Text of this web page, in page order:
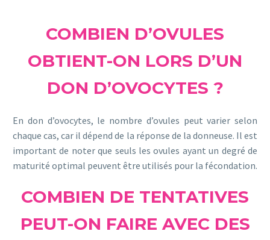
COMBIEN D’OVULES
OBTIENT-ON LORS D’UN
DON D’OVOCYTES ?
En don d’ovocytes, le nombre d’ovules peut varier selon
chaque cas, car il dépend de la réponse de la donneuse. Il est
important de noter que seuls les ovules ayant un degré de
maturité optimal peuvent être utilisés pour la fécondation.
COMBIEN DE TENTATIVES
PEUT-ON FAIRE AVEC DES